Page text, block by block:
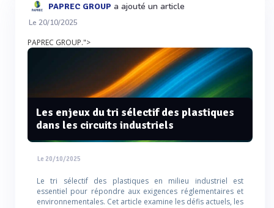
PAPREC GROUP a ajouté un article
Le 20/10/2025
PAPREC GROUP.">
Les enjeux du tri sélectif des plastiques
dans les circuits industriels
Le 20/10/2025
Le tri sélectif des plastiques en milieu industriel est
essentiel pour répondre aux exigences réglementaires et
environnementales. Cet article examine les défis actuels, les